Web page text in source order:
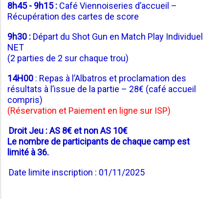
8h45 - 9h15 : Café Viennoiseries d’accueil –
Récupération des cartes de score
9h30 : Départ du Shot Gun en Match Play Individuel
NET
(2 parties de 2 sur chaque trou)
14H00 : Repas à l’Albatros et proclamation des
résultats à l’issue de la partie – 28€ (café accueil
compris)
(Réservation et Paiement en ligne sur ISP)
Droit Jeu : AS 8€ et non AS 10€
Le nombre de participants de chaque camp est
limité à 36.
Date limite inscription : 01/11/2025